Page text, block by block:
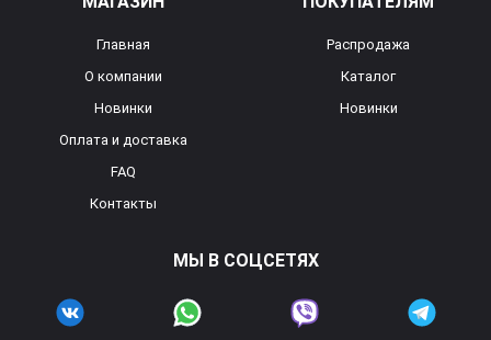
Главная
О компании
Новинки
Оплата и доставка
FAQ
Контакты
Распродажа
Каталог
Новинки
МЫ В СОЦСЕТЯХ